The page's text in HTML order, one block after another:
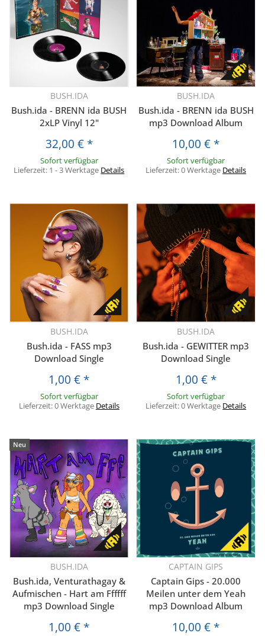
BUSH.IDA
Bush.ida - BRENN ida BUSH
2xLP Vinyl 12"
32,00 € *
Sofort verfügbar
Lieferzeit: 1 - 3 Werktage Details
BUSH.IDA
Bush.ida - BRENN ida BUSH
mp3 Download Album
10,00 € *
Sofort verfügbar
Lieferzeit:0 Werktage Details
BUSH.IDA
Bush.ida - FASS mp3
Download Single
1,00 € *
Sofort verfügbar
Lieferzeit:0 Werktage Details
BUSH.IDA
Bush.ida - GEWITTER mp3
Download Single
1,00 € *
Sofort verfügbar
Lieferzeit:0 Werktage Details
Neu
BUSH.IDA
Bush.ida, Venturathagay &
Aufmischen - Hart am Ffffff
mp3 Download Single
1,00 € *
CAPTAIN GIPS
Captain Gips - 20.000
Meilen unter dem Yeah
mp3 Download Album
10,00 € *